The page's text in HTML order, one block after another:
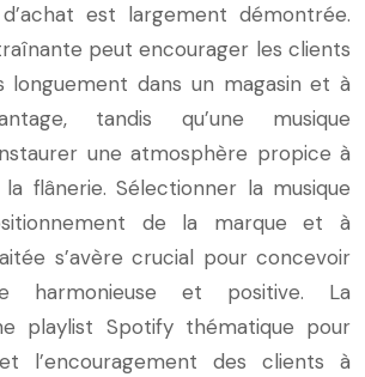
est largement démontrée.
peut encourager les clients
longuement dans un magasin et à
tandis qu’une musique
une atmosphère propice à
flânerie. Sélectionner la musique
de la marque et à
s’avère crucial pour concevoir
harmonieuse et positive. La
playlist Spotify thématique pour
l’encouragement des clients à